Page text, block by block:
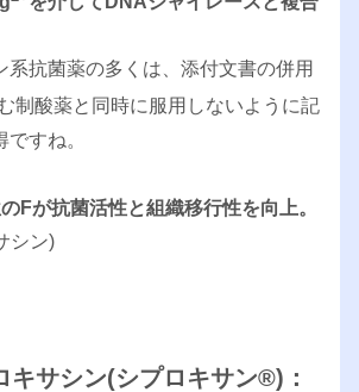
抗菌薬の多くは、添付文書の併用
制酸薬と同時に服用しないように記
すね。
Fが抗菌活性と組織移行性を向上。
シン)
キサシン(シプロキサン®︎)：